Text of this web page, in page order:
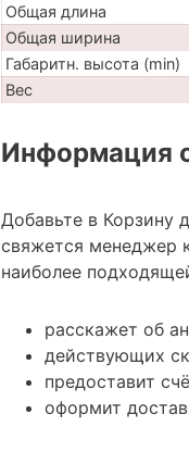
Общая длина
Общая ширина
Габаритн. высота (min)
Вес
Информация
Добавьте в Корзину
свяжется менеджер
наиболее
расскажет об
действующих
предоставит
оформит